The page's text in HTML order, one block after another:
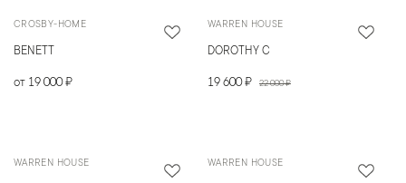
CROSBY-HOME
BENETT
от 19 000 ₽
WARREN HOUSE
DOROTHY C
19 600 ₽ 22 000 ₽
WARREN HOUSE WARREN HOUSE